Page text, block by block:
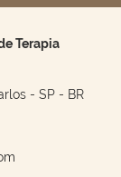
Terapia
- SP - BR